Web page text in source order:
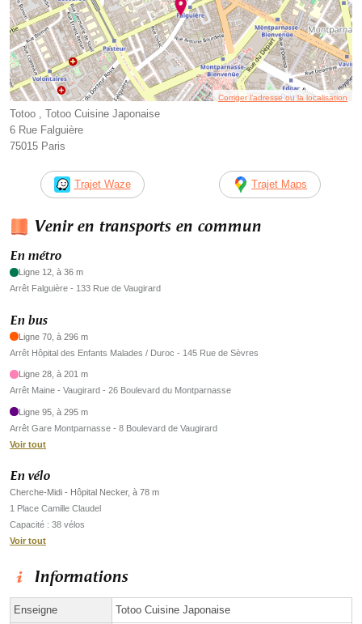
Corriger l’adresse ou la localisation
Totoo , Totoo Cuisine Japonaise
6 Rue Falguière
75015 Paris
Trajet Waze Trajet Maps
Venir en transports en commun
En métro
Ligne 12, à 36 m
Arrêt Falguière - 133 Rue de Vaugirard
En bus
Ligne 70, à 296 m
Arrêt Hôpital des Enfants Malades / Duroc - 145 Rue de Sèvres
Ligne 28, à 201 m
Arrêt Maine - Vaugirard - 26 Boulevard du Montparnasse
Ligne 95, à 295 m
Arrêt Gare Montparnasse - 8 Boulevard de Vaugirard
Voir tout
En vélo
Cherche-Midi - Hôpital Necker, à 78 m
1 Place Camille Claudel
Capacité : 38 vélos
Voir tout
Informations
Enseigne Totoo Cuisine Japonaise